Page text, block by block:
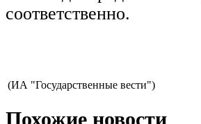
соответственно.
(ИА "Государственные вести")
Похожие новости